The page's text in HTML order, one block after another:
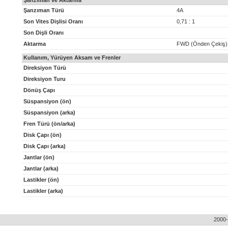
Şanzıman Türü
4A
Son Vites Dişlisi Oranı
0,71 : 1
Son Dişli Oranı
Aktarma
FWD (Önden Çekiş)
Kullanım, Yürüyen Aksam ve Frenler
Direksiyon Türü
Direksiyon Turu
Dönüş Çapı
Süspansiyon (ön)
Süspansiyon (arka)
Fren Türü (ön/arka)
Disk Çapı (ön)
Disk Çapı (arka)
Jantlar (ön)
Jantlar (arka)
Lastikler (ön)
Lastikler (arka)